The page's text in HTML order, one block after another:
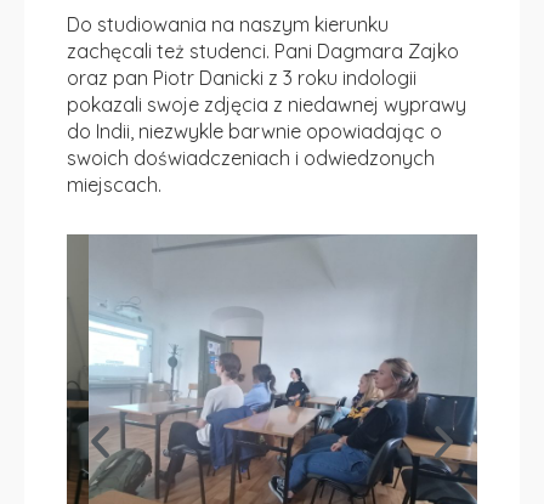
Do studiowania na naszym kierunku
zachęcali też studenci. Pani Dagmara Zajko
oraz pan Piotr Danicki z 3 roku indologii
pokazali swoje zdjęcia z niedawnej wyprawy
do Indii, niezwykle barwnie opowiadając o
swoich doświadczeniach i odwiedzonych
miejscach.